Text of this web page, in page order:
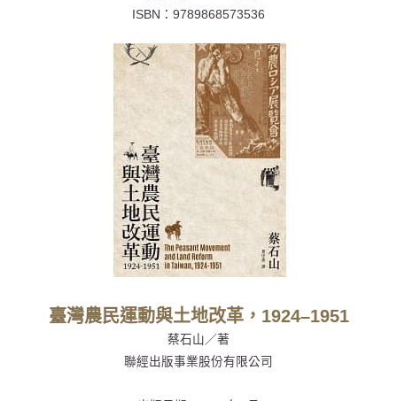
ISBN： 9789868573536
臺灣農民運動與土地改革，1924–1951
蔡石山／著
聯經出版事業股份有限公司